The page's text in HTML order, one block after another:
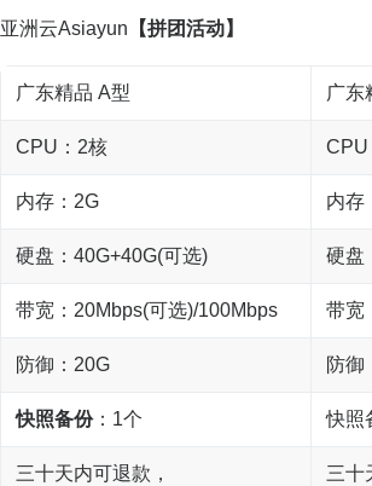
亚洲云Asiayun 【拼团活动】
广东精品 A型 广东
CPU：2核 CPU
内存：2G 内存
硬盘：40G+40G(可选) 硬盘
带宽：20Mbps(可选)/100Mbps 带宽
防御：20G 防御
快照备份：1个 快照
三十天内可退款，
三十